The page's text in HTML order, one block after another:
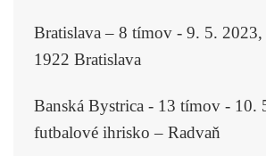
Bratislava – 8 tímov - 9. 5.
1922 Bratislava
Banská Bystrica - 13 tímov - 10.
futbalové ihrisko – Radvaň